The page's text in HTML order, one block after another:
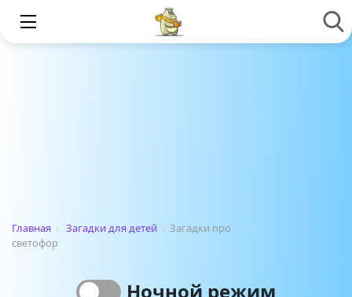
Главная › Загадки для детей › Загадки про
светофор
Ночной режим